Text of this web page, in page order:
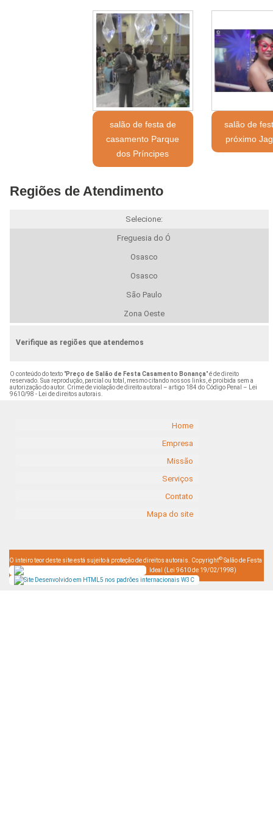
salão de festa de
casamento Parque
dos Príncipes
salão de
próximo
Regiões de Atendimento
Selecione:
Freguesia do Ó
Osasco
Osasco
São Paulo
Zona Oeste
Verifique as regiões que atendemos
O conteúdo do texto "Preço de Salão de Festa Casamento Bonança" é de direito
reservado. Sua reprodução, parcial ou total, mesmo citando nossos links, é proibida sem a
autorização do autor. Crime de violação de direito autoral – artigo 184 do Código Penal –
Lei
9610/98 - Lei de direitos autorais
Home
Empresa
Missão
Serviços
Contato
Mapa do site
O inteiro teor deste site está sujeito à proteção de direitos autorais. Copyright© Salão de Festa
Ideal (Lei 9610 de 19/02/1998)